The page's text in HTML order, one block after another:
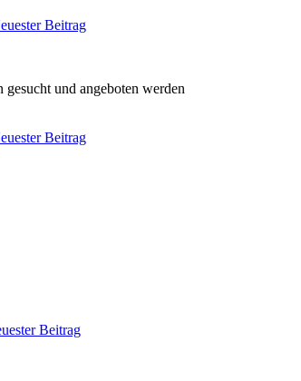
und angeboten werden